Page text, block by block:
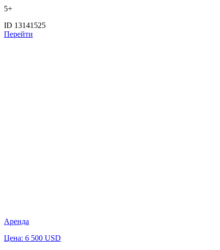
5+
ID 13141525
Перейти
Аренда
Цена: 6 500 USD